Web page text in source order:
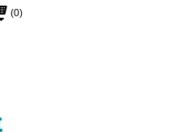
(0)